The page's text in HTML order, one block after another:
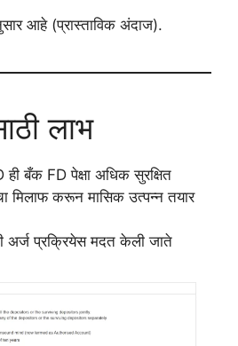
आहे (प्रास्ताविक अंदाज).
लाभ
बँक FD पेक्षा अधिक सुरक्षित
मिलाफ करून मासिक उत्पन्न तयार
अर्ज प्रक्रियेस मदत केली जाते